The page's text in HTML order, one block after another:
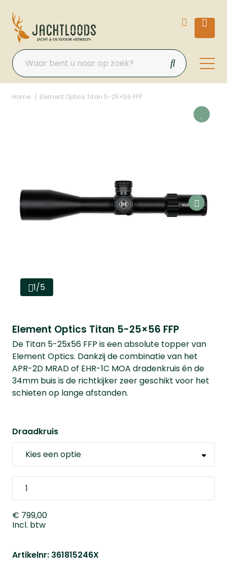
Home Element Optics Titan 5-25×56 FFP
1/5
Element Optics Titan 5-25×56 FFP
De Titan 5-25x56 FFP is een absolute topper van
Element Optics. Dankzij de combinatie van het
APR-2D MRAD of EHR-1C MOA dradenkruis én de
34mm buis is de richtkijker zeer geschikt voor het
schieten op lange afstanden.
Draadkruis
€ 799,00
Incl. btw
Artikelnr: 361815246X